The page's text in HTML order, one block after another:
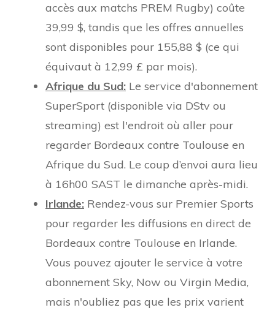
accès aux matchs PREM Rugby) coûte
39,99 $, tandis que les offres annuelles
sont disponibles pour 155,88 $ (ce qui
équivaut à 12,99 £ par mois).
Afrique du Sud: Le service d'abonnement
SuperSport (disponible via DStv ou
streaming) est l'endroit où aller pour
regarder Bordeaux contre Toulouse en
Afrique du Sud. Le coup d’envoi aura lieu
à 16h00 SAST le dimanche après-midi.
Irlande: Rendez-vous sur Premier Sports
pour regarder les diffusions en direct de
Bordeaux contre Toulouse en Irlande.
Vous pouvez ajouter le service à votre
abonnement Sky, Now ou Virgin Media,
mais n'oubliez pas que les prix varient